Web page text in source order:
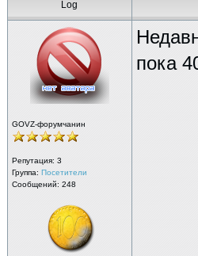
Log
GOVZ-форумчанин
Репутация: 3
Группа: Посетители
Сообщений: 248
пока